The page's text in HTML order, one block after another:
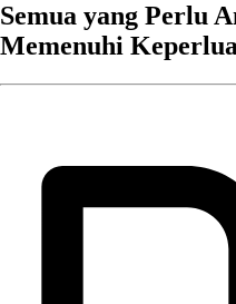
Semua yang Perlu
Memenuhi